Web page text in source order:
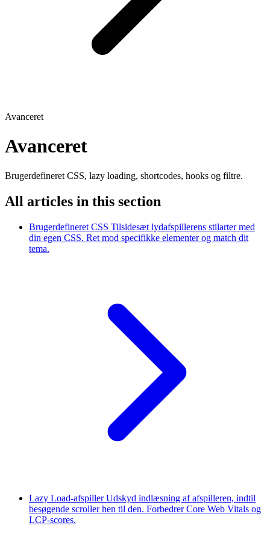
Avanceret
Avanceret
Brugerdefineret CSS, lazy loading, shortcodes, hooks og filtre.
All articles in this section
Brugerdefineret CSS Tilsidesæt lydafspillerens stilarter med
din egen CSS. Ret mod specifikke elementer og match dit
tema.
Lazy Load-afspiller Udskyd indlæsning af afspilleren, indtil
besøgende scroller hen til den. Forbedrer Core Web Vitals og
LCP-scores.